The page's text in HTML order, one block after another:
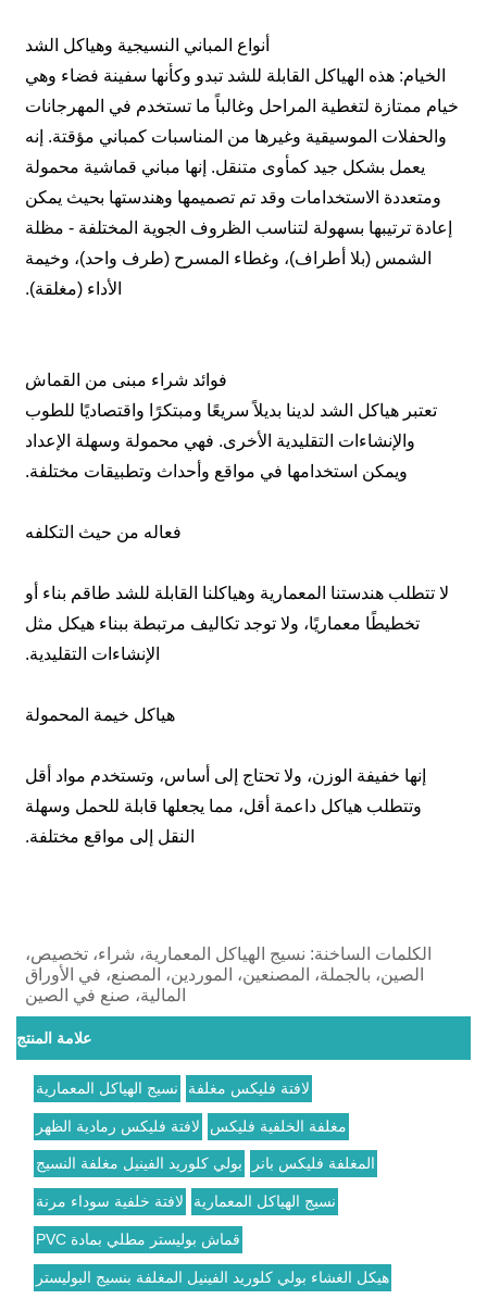
أنواع المباني النسيجية وهياكل الشد
الخيام: هذه الهياكل القابلة للشد تبدو وكأنها سفينة فضاء وهي
خيام ممتازة لتغطية المراحل وغالباً ما تستخدم في المهرجانات
والحفلات الموسيقية وغيرها من المناسبات كمباني مؤقتة. إنه
يعمل بشكل جيد كمأوى متنقل. إنها مباني قماشية محمولة
ومتعددة الاستخدامات وقد تم تصميمها وهندستها بحيث يمكن
إعادة ترتيبها بسهولة لتناسب الظروف الجوية المختلفة - مظلة
الشمس (بلا أطراف)، وغطاء المسرح (طرف واحد)، وخيمة
الأداء (مغلقة).
فوائد شراء مبنى من القماش
تعتبر هياكل الشد لدينا بديلاً سريعًا ومبتكرًا واقتصاديًا للطوب
والإنشاءات التقليدية الأخرى. فهي محمولة وسهلة الإعداد
ويمكن استخدامها في مواقع وأحداث وتطبيقات مختلفة.
فعاله من حيث التكلفه
لا تتطلب هندستنا المعمارية وهياكلنا القابلة للشد طاقم بناء أو
تخطيطًا معماريًا، ولا توجد تكاليف مرتبطة ببناء هيكل مثل
الإنشاءات التقليدية.
هياكل خيمة المحمولة
إنها خفيفة الوزن، ولا تحتاج إلى أساس، وتستخدم مواد أقل
وتتطلب هياكل داعمة أقل، مما يجعلها قابلة للحمل وسهلة
النقل إلى مواقع مختلفة.
الكلمات الساخنة: نسيج الهياكل المعمارية، شراء، تخصيص،
الصين، بالجملة، المصنعين، الموردين، المصنع، في الأوراق
المالية، صنع في الصين
علامة المنتج
نسيج الهياكل المعمارية لافتة فليكس مغلفة
لافتة فليكس رمادية الظهر مغلفة الخلفية فليكس
بولي كلوريد الفينيل مغلفة النسيج المغلفة فليكس بانر
لافتة خلفية سوداء مرنة نسيج الهياكل المعمارية
قماش بوليستر مطلي بمادة PVC
هيكل الغشاء بولي كلوريد الفينيل المغلفة بنسيج البوليستر